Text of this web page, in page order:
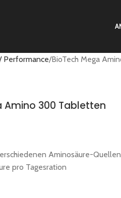
Performance BioTech Mega
Amino 300 Tabletten
Aminosäure-Quellen
pro Tagesration